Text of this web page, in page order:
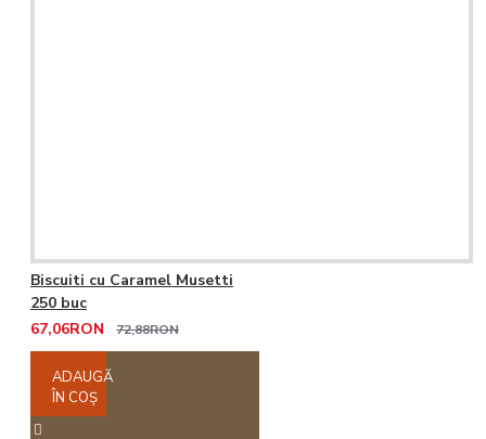
Biscuiti cu Caramel Musetti
250 buc
67,06RON
72,88RON
ADAUGĂ
ÎN COŞ